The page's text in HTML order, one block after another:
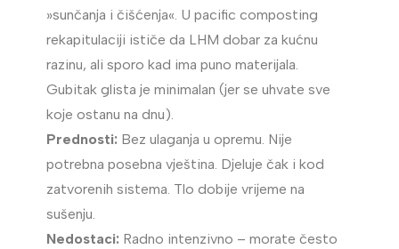
»sunčanja i čišćenja«. U pacific composting
rekapitulaciji ističe da LHM dobar za kućnu
razinu, ali sporo kad ima puno materijala.
Gubitak glista je minimalan (jer se uhvate sve
koje ostanu na dnu).
Prednosti: Bez ulaganja u opremu. Nije
potrebna posebna vještina. Djeluje čak i kod
zatvorenih sistema. Tlo dobije vrijeme na
sušenju.
Nedostaci: Radno intenzivno – morate često